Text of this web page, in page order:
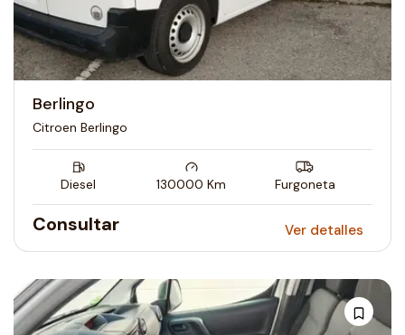
Berlingo
Citroen Berlingo
Diesel 130000 Km Furgoneta
Consultar Ver detalles